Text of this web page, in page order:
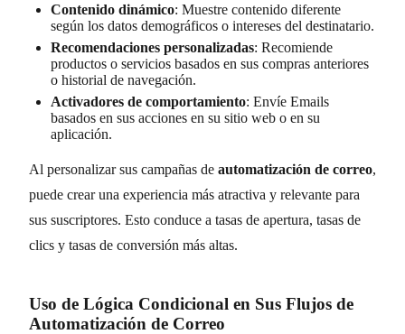
Contenido dinámico: Muestre contenido diferente
según los datos demográficos o intereses del destinatario.
Recomendaciones personalizadas: Recomiende
productos o servicios basados en sus compras anteriores
o historial de navegación.
Activadores de comportamiento: Envíe Emails
basados en sus acciones en su sitio web o en su
aplicación.
Al personalizar sus campañas de automatización de correo,
puede crear una experiencia más atractiva y relevante para
sus suscriptores. Esto conduce a tasas de apertura, tasas de
clics y tasas de conversión más altas.
Uso de Lógica Condicional en Sus Flujos de
Automatización de Correo